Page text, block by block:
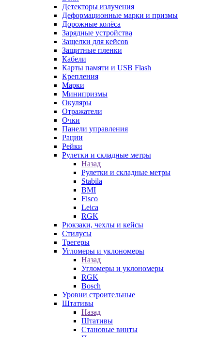
Детекторы излучения
Деформационные марки и призмы
Дорожные колёса
Зарядные устройства
Защелки для кейсов
Защитные пленки
Кабели
Карты памяти и USB Flash
Крепления
Марки
Минипризмы
Окуляры
Отражатели
Очки
Панели управления
Рации
Рейки
Рулетки и складные метры
Назад
Рулетки и складные метры
Stabila
BMI
Fisco
Leica
RGK
Рюкзаки, чехлы и кейсы
Стилусы
Трегеры
Угломеры и уклономеры
Назад
Угломеры и уклономеры
RGK
Bosch
Уровни строительные
Штативы
Назад
Штативы
Становые винты